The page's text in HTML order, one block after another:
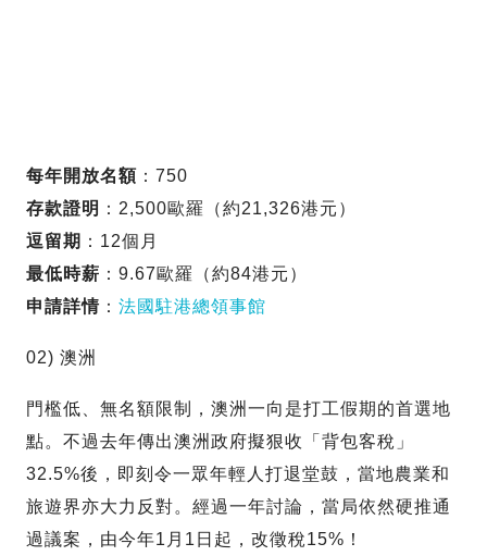
每年開放名額 ：750
存款證明 ：2,500歐羅（約21,326港元）
逗留期 ：12個月
最低時薪 ：9.67歐羅（約84港元）
申請詳情 ： 法國駐港總領事館
02) 澳洲
門檻低、無名額限制，澳洲一向是打工假期的首選地
點。不過去年傳出澳洲政府擬狠收「背包客稅」
32.5%後，即刻令一眾年輕人打退堂鼓，當地農業和
旅遊界亦大力反對。經過一年討論，當局依然硬推通
過議案，由今年1月1日起，改徵稅15%！